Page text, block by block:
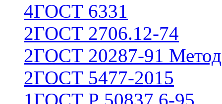
4ГОСТ 6331
2ГОСТ 2706.12-74
2ГОСТ 20287-91
2ГОСТ 5477-2015